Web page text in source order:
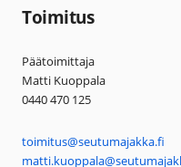
Toimitus
Päätoimittaja
Matti Kuoppala
0440 470 125
toimitus@seutumajakka.fi